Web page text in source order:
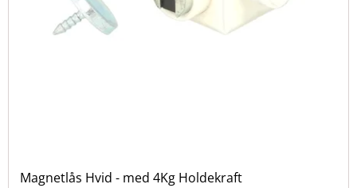
Magnetlås Hvid - med 4Kg Holdekraft